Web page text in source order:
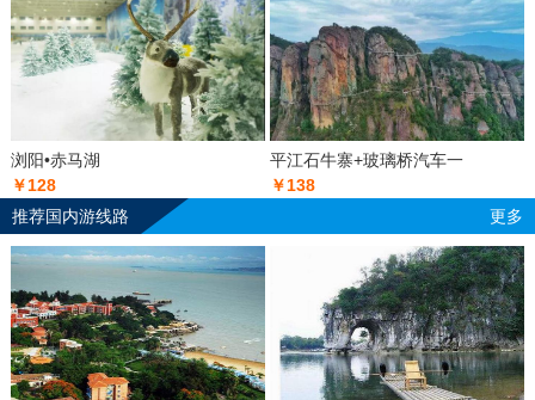
浏阳•赤马湖
￥128
平江石牛寨+玻璃桥汽车一
￥138
推荐国内游线路
更多